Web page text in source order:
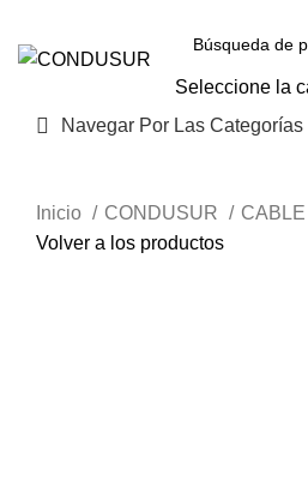
Seleccione la
Navegar Por Las Categorías
Inicio CONDUSUR
Volver a los productos